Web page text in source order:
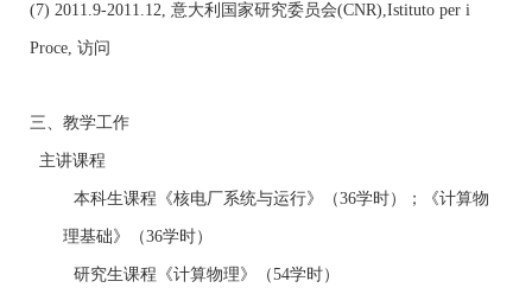
(7) 2011.9-2011.12, 意大利国家研究委员会(CNR),Istituto per i
Proce, 访问
三、教学工作
主讲课程
本科生课程 《核电厂系统与运行》（36学时）；《计算物
理基础》（36学时）
研究生课程 《计算物理》 （54学时）